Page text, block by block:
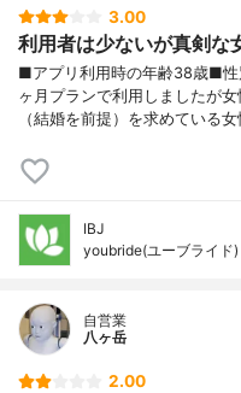
3.00
利用者は少ないが真剣な
■アプリ利用時の年齢38歳■
ヶ月プランで利用しましたが
（結婚を前提）を求めている
IBJ
youbride(ユーブライド)
自営業
八ヶ岳
2.00